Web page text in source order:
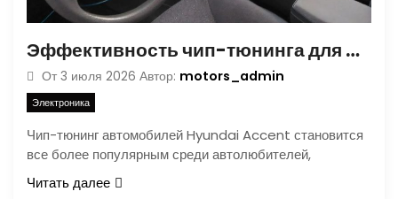
Эффективность чип-тюнинга для Hyundai Accent: Реальные примеры и результаты
От 3 июля 2026 Автор: motors_admin
Электроника
Чип-тюнинг автомобилей Hyundai Accent становится
все более популярным среди автолюбителей,
Читать далее